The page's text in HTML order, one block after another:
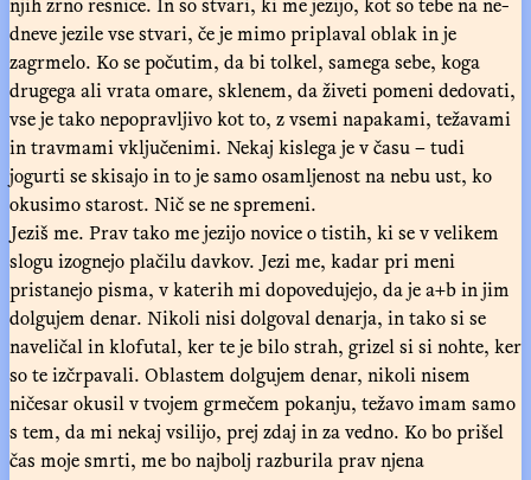
dneve jezile vse stvari, če je mimo priplaval oblak in je
zagrmelo. Ko se počutim, da bi tolkel, samega sebe, koga
drugega ali vrata omare, sklenem, da živeti pomeni dedovati,
vse je tako nepopravljivo kot to, z vsemi napakami, težavami
in travmami vključenimi. Nekaj kislega je v času – tudi
jogurti se skisajo in to je samo osamljenost na nebu ust, ko
okusimo starost. Nič se ne spremeni.
Jeziš me. Prav tako me jezijo novice o tistih, ki se v velikem
slogu izognejo plačilu davkov. Jezi me, kadar pri meni
pristanejo pisma, v katerih mi dopovedujejo, da je a+b in jim
dolgujem denar. Nikoli nisi dolgoval denarja, in tako si se
naveličal in klofutal, ker te je bilo strah, grizel si si nohte, ker
so te izčrpavali. Oblastem dolgujem denar, nikoli nisem
ničesar okusil v tvojem grmečem pokanju, težavo imam samo
s tem, da mi nekaj vsilijo, prej zdaj in za vedno. Ko bo prišel
čas moje smrti, me bo najbolj razburila prav njena